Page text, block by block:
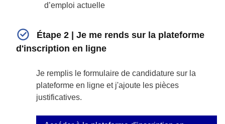
d’emploi actuelle
Étape 2 | Je me rends sur la plateforme
d'inscription en ligne
Je remplis le formulaire de candidature sur la
plateforme en ligne et j'ajoute les pièces
justificatives.